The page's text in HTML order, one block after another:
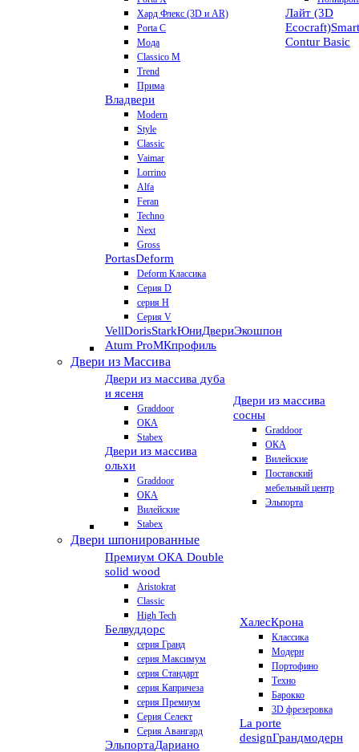
Хард Флекс (3D и AR)
Porta C
Мода
Classico M
Trend
Прима
Владвери
Modern
Style
Classic
Vaimar
Lorrino
Alfa
Feran
Techno
Next
Gross
PortasDeform
Deform Классика
Серия D
серия H
Серия V
VellDorisStarkЮниДвериЭкошпон
Atum ProМКпрофиль
Лайт (3D
Ecocraft)Smart
Contur Basic
Двери из Массива
Двери из массива дуба
и ясеня
Graddoor
ОКА
Stabex
Двери из массива
ольхи
Graddoor
ОКА
Вилейские
Stabex
Двери из массива
сосны
Graddoor
ОКА
Вилейские
Поставский
мебельный центр
Эльпорта
Двери шпонированные
Премиум ОКА Double
solid wood
Aristokrat
Classic
High Tech
Белвуддорс
серия Гранд
серия Максимум
серия Стандарт
серия Капричеза
серия Премиум
Серия Селект
Серия Авангард
ЭльпортаДариано
ХалесКрона
Классика
Модерн
Портофино
Техно
Барокко
3D фрезеровка
La porte
designГрандмодерн